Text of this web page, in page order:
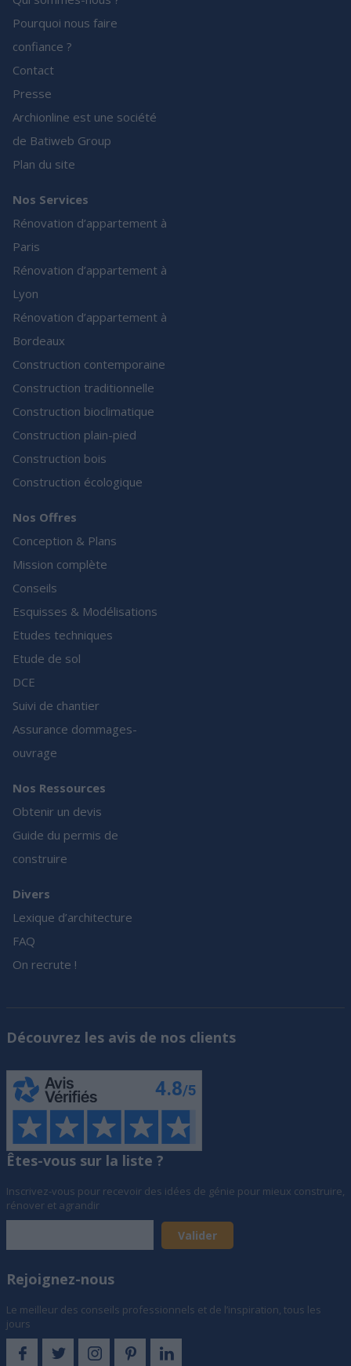
Pourquoi nous faire
confiance ?
Contact
Presse
Archionline est une société
de Batiweb Group
Plan du site
Nos Services
Rénovation d’appartement à
Paris
Rénovation d’appartement à
Lyon
Rénovation d’appartement à
Bordeaux
Construction contemporaine
Construction traditionnelle
Construction bioclimatique
Construction plain-pied
Construction bois
Construction écologique
Nos Offres
Conception & Plans
Mission complète
Conseils
Esquisses & Modélisations
Etudes techniques
Etude de sol
DCE
Suivi de chantier
Assurance dommages-
ouvrage
Nos Ressources
Obtenir un devis
Guide du permis de
construire
Divers
Lexique d’architecture
FAQ
On recrute !
Découvrez les avis de nos clients
Êtes-vous sur la liste ?
Inscrivez-vous pour recevoir des idées de génie pour mieux construire,
rénover et agrandir
Rejoignez-nous
Le meilleur des conseils professionnels et de l’inspiration, tous les
jours